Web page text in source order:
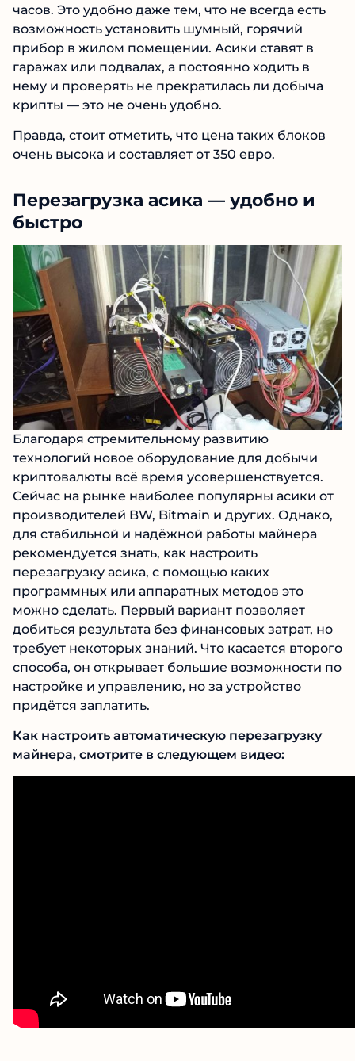
часов. Это удобно даже тем, что не всегда есть
возможность установить шумный, горячий
прибор в жилом помещении. Асики ставят в
гаражах или подвалах, а постоянно ходить в
нему и проверять не прекратилась ли добыча
крипты — это не очень удобно.
Правда, стоит отметить, что цена таких блоков
очень высока и составляет от 350 евро.
Перезагрузка асика — удобно и
быстро
Благодаря стремительному развитию
технологий новое оборудование для добычи
криптовалюты всё время усовершенствуется.
Сейчас на рынке наиболее популярны асики от
производителей BW, Bitmain и других. Однако,
для стабильной и надёжной работы майнера
рекомендуется знать, как настроить
перезагрузку асика, с помощью каких
программных или аппаратных методов это
можно сделать. Первый вариант позволяет
добиться результата без финансовых затрат, но
требует некоторых знаний. Что касается второго
способа, он открывает большие возможности по
настройке и управлению, но за устройство
придётся заплатить.
Как настроить автоматическую перезагрузку
майнера, смотрите в следующем видео: